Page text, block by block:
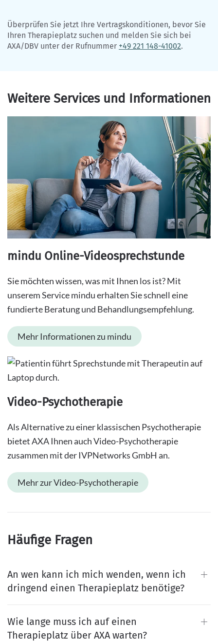
Überprüfen Sie jetzt Ihre Vertragskonditionen, bevor Sie
Ihren Therapieplatz suchen und melden Sie sich bei
AXA/DBV unter der Rufnummer +49 221 148-41002.
Weitere Services und Informationen
mindu Online-Videosprechstunde
Sie möchten wissen, was mit Ihnen los ist? Mit
unserem Service mindu erhalten Sie schnell eine
fundierte Beratung und Behandlungsempfehlung.
Mehr Informationen zu mindu
Video-Psychotherapie
Als Alternative zu einer klassischen Psychotherapie
bietet AXA Ihnen auch Video-Psychotherapie
zusammen mit der IVPNetworks GmbH an.
Mehr zur Video-Psychotherapie
Häufige Fragen
An wen kann ich mich wenden, wenn ich
dringend einen Therapieplatz benötige?
Wie lange muss ich auf einen
Therapieplatz über AXA warten?